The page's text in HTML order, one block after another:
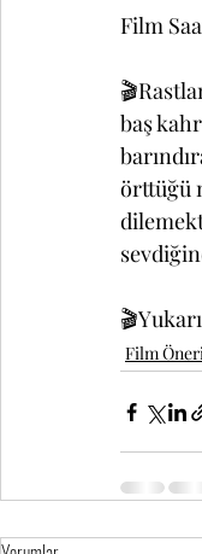
Film
baş
örttüğü
Film